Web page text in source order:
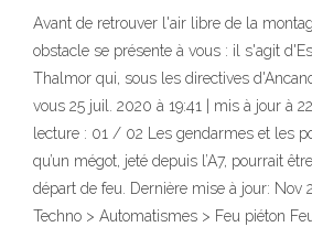
Avant de retrouver l'air libre de la
obstacle se présente à vous : il s'agit
Thalmor qui, sous les directives
vous 25 juil. 2020 à 19:41 | mis à jour à
lecture : 01 / 02 Les gendarmes et les
qu’un mégot, jeté depuis l’A7, pourrait
départ de feu. Dernière mise à jour: Nov
Techno > Automatismes > Feu piéton